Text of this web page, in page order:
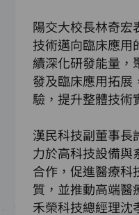
陽交大校長林奇宏
技術邁向臨床應用
續深化研發能量，
發及臨床應用拓展
驗，提升整體技術
漢民科技副董事長
力於高科技設備與
合作，促進醫療科
質，並推動高端醫
禾榮科技總經理沈